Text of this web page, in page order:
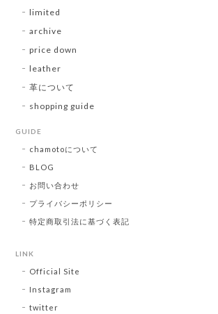
limited
archive
price down
leather
革について
shopping guide
GUIDE
chamotoについて
BLOG
お問い合わせ
プライバシーポリシー
特定商取引法に基づく表記
LINK
Official Site
Instagram
twitter